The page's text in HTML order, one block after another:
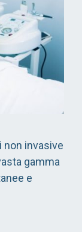
invasive
gamma
e